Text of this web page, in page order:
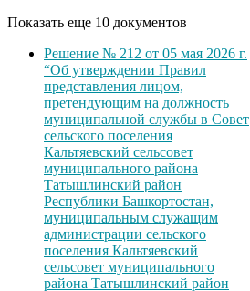
Показать еще 10 документов
Решение № 212 от 05 мая 2026 г.
“Об утверждении Правил
представления лицом,
претендующим на должность
муниципальной службы в Совет
сельского поселения
Кальтяевский сельсовет
муниципального района
Татышлинский район
Республики Башкортостан,
муниципальным служащим
администрации сельского
поселения Кальтяевский
сельсовет муниципального
района Татышлинский район